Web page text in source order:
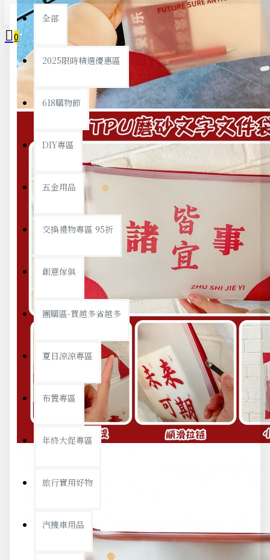
全部
2025限時精選優惠區
618購物節
DIY專區
五金用品
交換禮物專區 95折
創意傢俱
團購區-買越多省越多
夏日涼涼專區
布置專區
年終大促專區
旅行實用好物
汽機車用品
0
您的購物車內沒有商品！